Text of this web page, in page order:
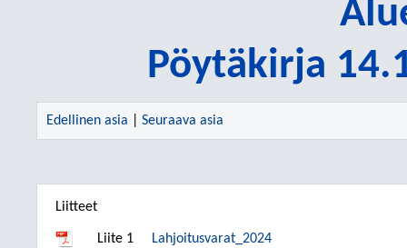
Pöytäkirja
Edellinen asia Seuraava asia
Liitteet
Liite 1 Lahjoitusvarat_2024